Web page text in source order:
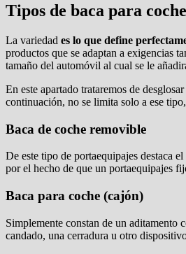
Tipos de baca para
La variedad es lo que define
productos que se adaptan a exigencias
tamaño del automóvil al cual se le
En este apartado trataremos de
continuación, no se limita solo a ese
Baca de coche removible
De este tipo de portaequipajes destaca
por el hecho de que un portaequipajes
Baca para coche (cajón)
Simplemente constan de un aditamento
candado, una cerradura u otro